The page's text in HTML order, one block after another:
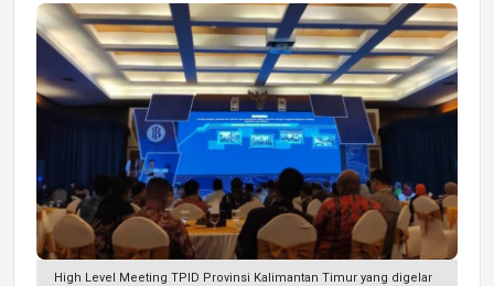
High Level Meeting TPID Provinsi Kalimantan Timur yang digelar